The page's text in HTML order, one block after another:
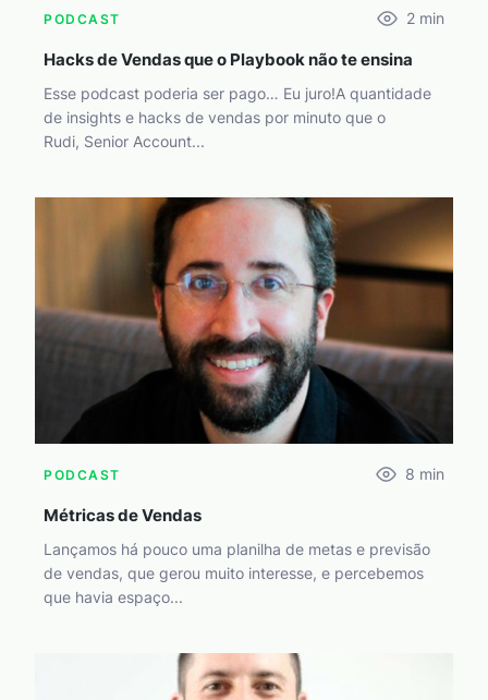
PODCAST 2 min
Hacks de Vendas que o Playbook não te ensina
Esse podcast poderia ser pago… Eu juro!A quantidade
de insights e hacks de vendas por minuto que o
Rudi, Senior Account...
PODCAST 8 min
Métricas de Vendas
Lançamos há pouco uma planilha de metas e previsão
de vendas, que gerou muito interesse, e percebemos
que havia espaço...